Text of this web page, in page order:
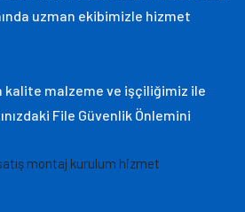
uzman ekibimizle hizmet
kalite malzeme ve işçiliğimiz ile
File Güvenlik Önlemini
montaj kurulum hizmet